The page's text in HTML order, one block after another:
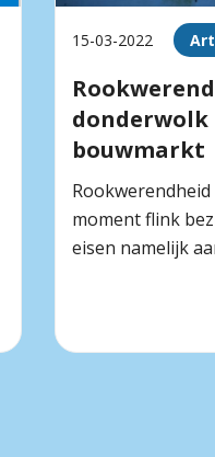
15-03-2022
donderwolk
bouwmarkt
moment flink
eisen namelijk